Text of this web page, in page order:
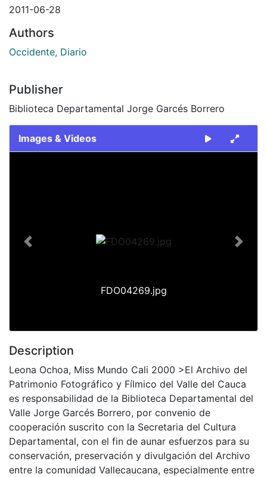
2011-06-28
Authors
Occidente, Diario
Publisher
Biblioteca Departamental Jorge Garcés Borrero
Images & Videos
FDO04269.jpg
Previous Next
Description
Leona Ochoa, Miss Mundo Cali 2000 >El Archivo del
Patrimonio Fotográfico y Fílmico del Valle del Cauca
es responsabilidad de la Biblioteca Departamental del
Valle Jorge Garcés Borrero, por convenio de
cooperación suscrito con la Secretaria del Cultura
Departamental, con el fin de aunar esfuerzos para su
conservación, preservación y divulgación del Archivo
entre la comunidad Vallecaucana, especialmente entre